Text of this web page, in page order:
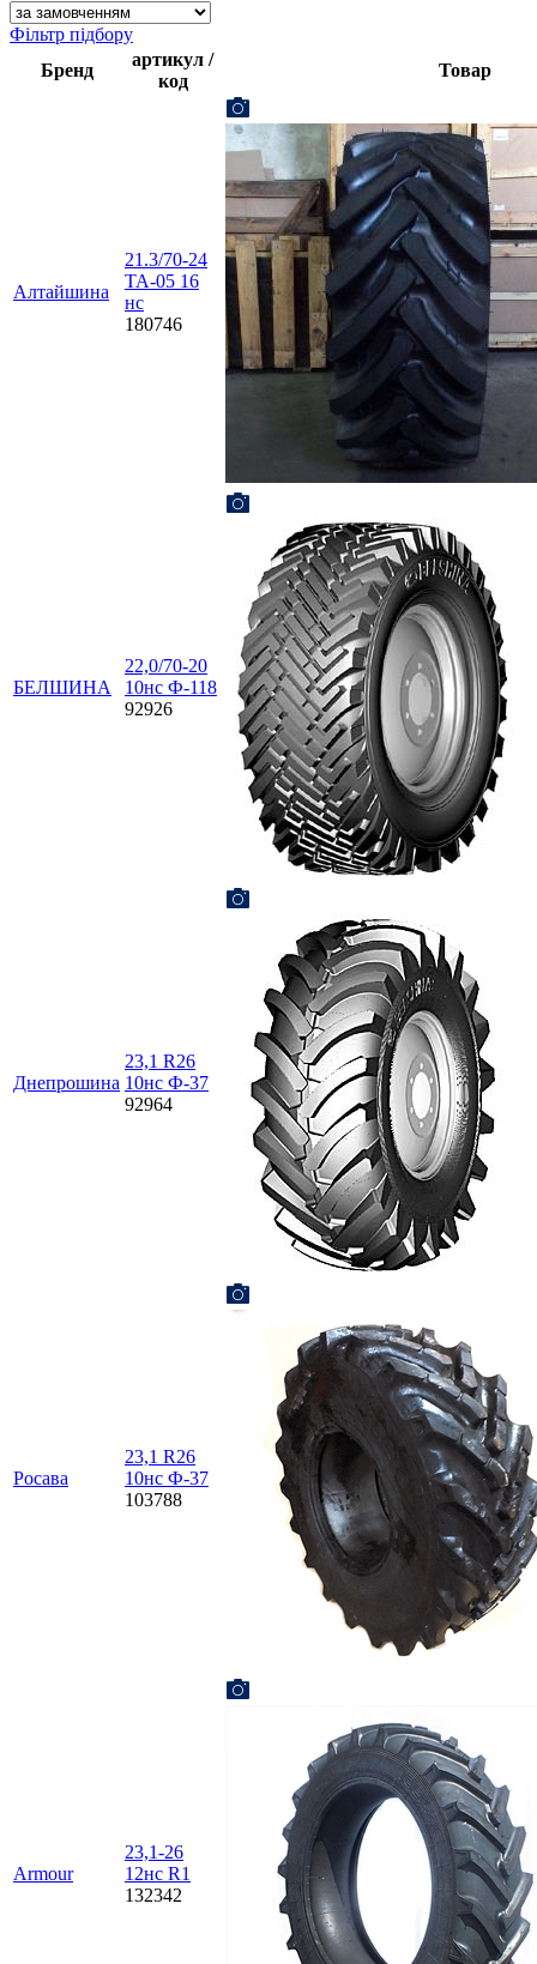
Фільтр підбору
Бренд
артикул /
код
Товар
Алтайшина
21.3/70-24
TA-05 16
нс
180746
БЕЛШИНА
22,0/70-20
10нс Ф-118
92926
Днепрошина
23,1 R26
10нс Ф-37
92964
Росава
23,1 R26
10нс Ф-37
103788
Armour
23,1-26
12нс R1
132342